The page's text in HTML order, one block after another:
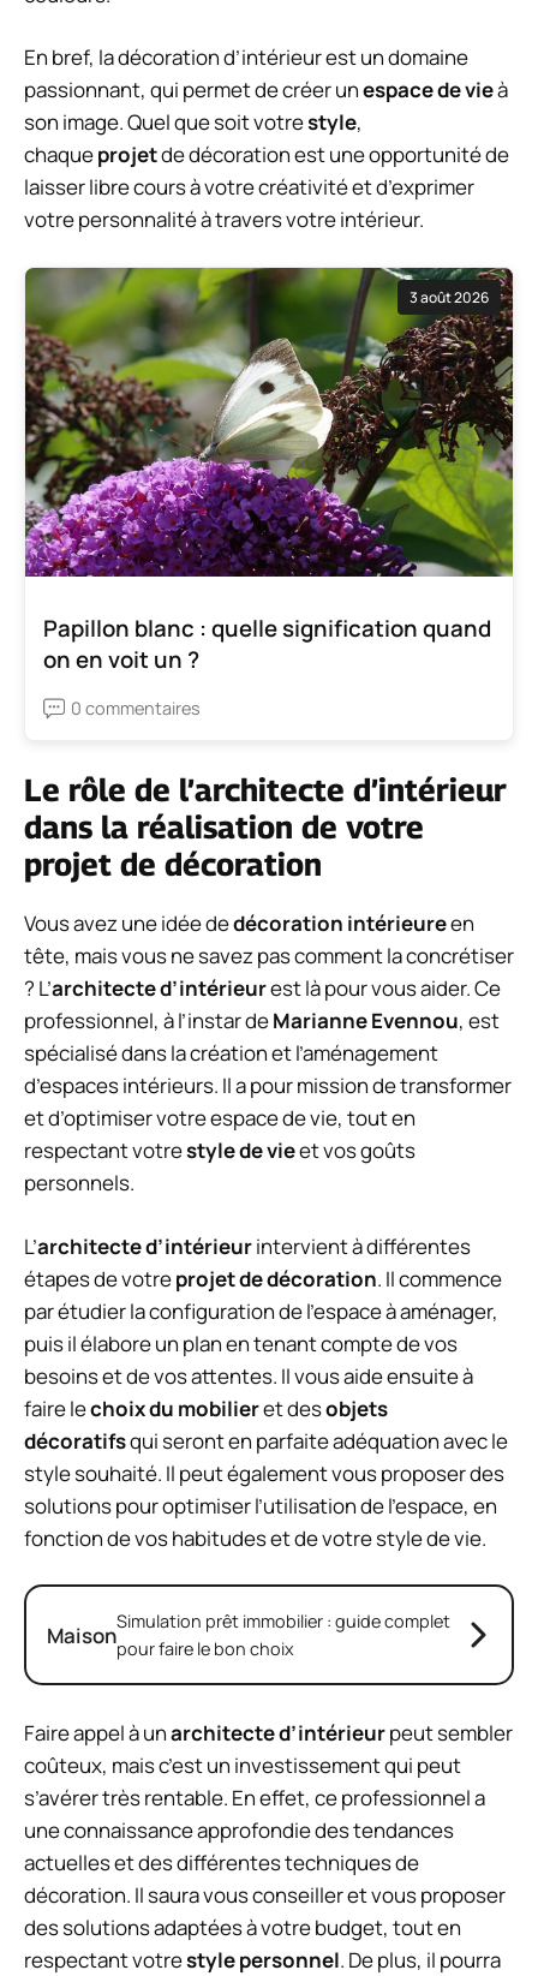
En bref, la décoration d’intérieur est un domaine
passionnant, qui permet de créer unespace de vieà
son image. Quel que soit votrestyle,
chaqueprojetde décoration est une opportunité de
laisser libre cours à votre créativité et d’exprimer
votre personnalité à travers votre intérieur.
3 août 2026
Papillon blanc : quelle signification quand
on en voit un ?
0 commentaires
Le rôle de l’architecte d’intérieur
dans la réalisation de votre
projet de décoration
Vous avez une idée dedécoration intérieureen
tête, mais vous ne savez pas comment la concrétiser
? L’architecte d’intérieurest là pour vous aider. Ce
professionnel, à l’instar deMarianne Evennou, est
spécialisé dans la création et l’aménagement
d’espaces intérieurs. Il a pour mission de transformer
et d’optimiser votre espace de vie, tout en
respectant votrestyle de vieet vos goûts
personnels.
L’architecte d’intérieurintervient à différentes
étapes de votreprojet de décoration. Il commence
par étudier la configuration de l’espace à aménager,
puis il élabore un plan en tenant compte de vos
besoins et de vos attentes. Il vous aide ensuite à
faire lechoix du mobilieret desobjets
décoratifsqui seront en parfaite adéquation avec le
style souhaité. Il peut également vous proposer des
solutions pour optimiser l’utilisation de l’espace, en
fonction de vos habitudes et de votre style de vie.
MaisonSimulation prêt immobilier : guide complet
pour faire le bon choix
Faire appel à unarchitecte d’intérieurpeut sembler
coûteux, mais c’est un investissement qui peut
s’avérer très rentable. En effet, ce professionnel a
une connaissance approfondie des tendances
actuelles et des différentes techniques de
décoration. Il saura vous conseiller et vous proposer
des solutions adaptées à votre budget, tout en
respectant votrestyle personnel. De plus, il pourra